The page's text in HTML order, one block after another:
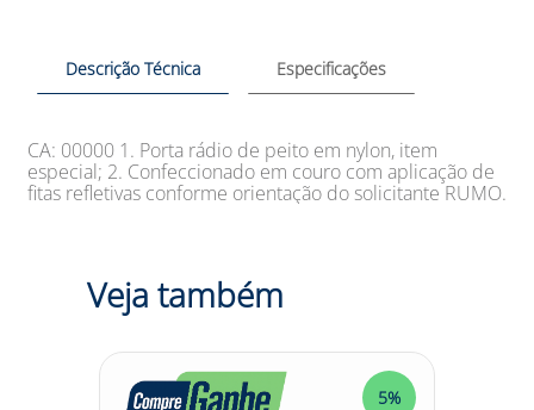
Descrição Técnica Especificações
CA: 00000 1. Porta rádio de peito em nylon, item
especial; 2. Confeccionado em couro com aplicação de
fitas refletivas conforme orientação do solicitante RUMO.
Veja também
5%